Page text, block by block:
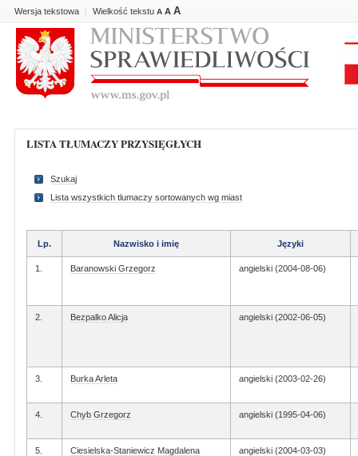
Wersja tekstowa | Wielkość tekstu A A A
LISTA TŁUMACZY PRZYSIĘGŁYCH
Szukaj
Lista wszystkich tlumaczy sortowanych wg miast
Lp. Nazwisko i imię Języki
1. Baranowski Grzegorz angielski (2004-08-06)
2. Bezpalko Alicja angielski (2002-06-05)
3. Burka Arleta angielski (2003-02-26)
4. Chyb Grzegorz angielski (1995-04-06)
5. Ciesielska-Staniewicz Magdalena angielski (2004-03-03)